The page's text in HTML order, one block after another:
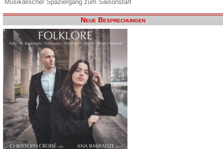
Musikalischer Spaziergang zum Saisonstart
Neue Besprechungen